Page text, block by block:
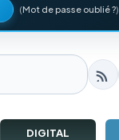
(Mot de passe oublié ?)
DIGITAL